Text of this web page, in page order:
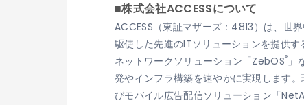
■株式会社ACCESSについて
ACCESS（東証マザーズ：4813）は、世
駆使した先進のITソリューションを提供
ネットワークソリューション「ZebOS®」
発やインフラ構築を速やかに実現します
びモバイル広告配信ソリューション「